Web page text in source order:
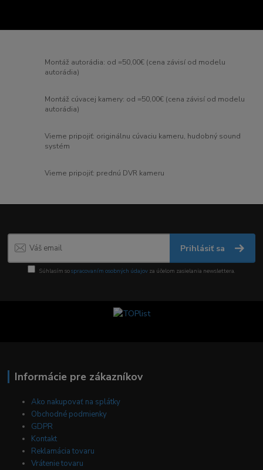
Montáž autorádia: od =50,00€ (cena závisí od modelu
autorádia)
Montáž cúvacej kamery: od =50,00€ (cena závisí od modelu
autorádia)
Vieme pripojiť: originálnu cúvaciu kameru, hudobný sound
systém
Vieme pripojiť: prednú DVR kameru
Prihlásiť sa
Súhlasím sospracovaním osobných údajov za účelom zasielania newslettera.
Informácie pre zákazníkov
Ako nakupovať na splátky
Obchodné podmienky
GDPR
Kontakt
Reklamácia tovaru
Vrátenie tovaru